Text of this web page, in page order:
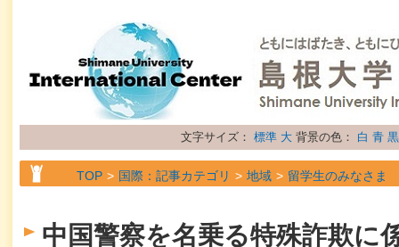
文字サイズ： 標準 大 背景の色： 白 青 黒
TOP 国際：記事カテゴリ 地域 留学生のみなさま
中国警察を名乗る特殊詐欺に